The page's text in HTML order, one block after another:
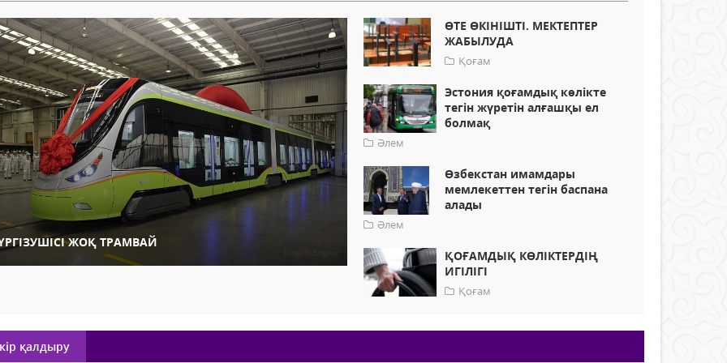
ЖОҚ ТРАМВАЙ
ӨТЕ ӨКІНІШТІ. МЕКТЕПТЕР
ЖАБЫЛУДА
Қоғам
Эстония қоғамдық көлікте
тегін жүретін алғашқы ел
болмақ
Әлем
Өзбекстан имамдары
мемлекеттен тегін баспана
алады
Әлем
ҚОҒАМДЫҚ КӨЛІКТЕРДІҢ
ИГІЛІГІ
Қоғам
қалдыру